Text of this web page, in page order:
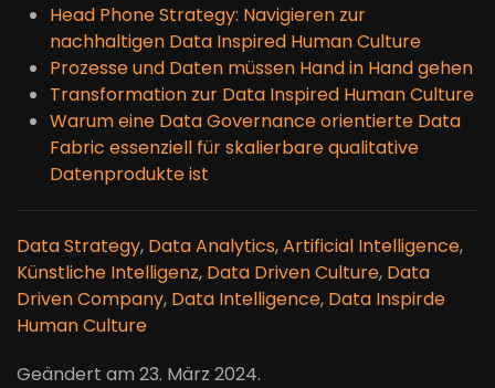
Head Phone Strategy: Navigieren zur
nachhaltigen Data Inspired Human Culture
Prozesse und Daten müssen Hand in Hand gehen
Transformation zur Data Inspired Human Culture
Warum eine Data Governance orientierte Data
Fabric essenziell für skalierbare qualitative
Datenprodukte ist
Data Strategy, Data Analytics,Artificial Intelligence,
Künstliche Intelligenz, Data Driven Culture, Data
Driven Company, Data Intelligence, Data Inspirde
Human Culture
Geändert am 23. März 2024.